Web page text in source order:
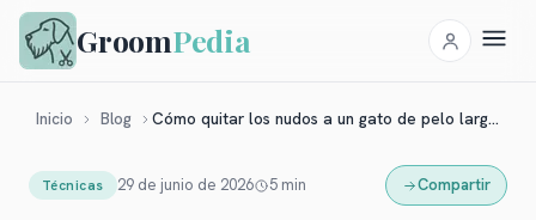
GroomPedia
Inicio Blog Cómo quitar los nudos a un gato de pelo largo sin lastimarlo
Técnicas 29 de junio de 2026 5min Compartir